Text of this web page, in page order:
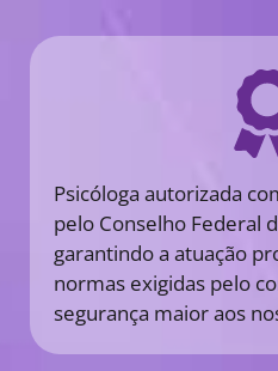
Psicóloga autorizada
pelo Conselho Federal
garantindo a atuação
normas exigidas pelo
segurança maior aos